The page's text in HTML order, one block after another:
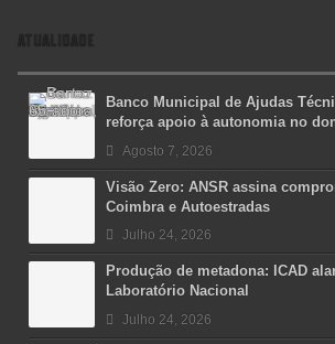
ATUALIDADE
Banco Municipal de Ajudas
reforça apoio à autonomia no
Agosto 7, 2026
Visão Zero: ANSR assina
Coimbra e Autoestradas
Julho 24, 2026
Produção de metadona: ICAD
Laboratório Nacional
Julho 24, 2026